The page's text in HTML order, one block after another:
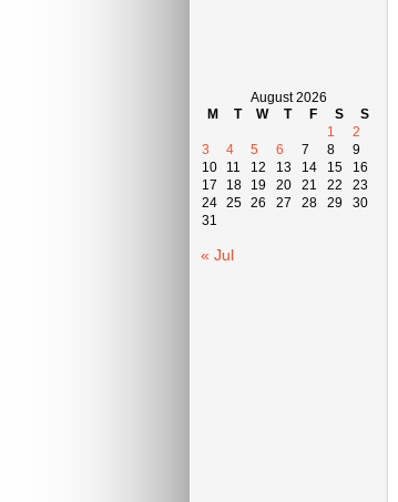
August 2026
M
T W T F S
S
1
2
3
4 5 6 7 8
9
10
11 12 13 14 15
16
17
18 19 20 21 22
23
24 25 26 27 28 29
30
31
« Jul